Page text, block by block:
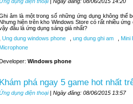
âm là một trong số những ứng dụng không thể
hiện trên kho Windows Store có rất nhiều
đâu là ứng dụng sáng giá nhất?
Ung dung windows phone ung dung ghi am
Mini
Microphone
Windows phone
Khám phá ngay 5 game hot nhất
dụng điện thoại| Ngày đăng: 08/06/2015 13:57